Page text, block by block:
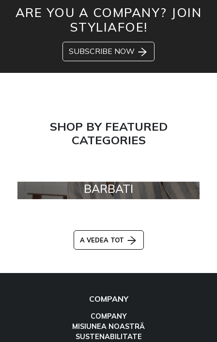
ARE YOU A COMPANY? JOIN
STYLIAFOE!
SUBSCRIBE NOW
SHOP BY FEATURED
CATEGORIES
BARBATI
A VEDEA TOT
COMPANY
COMPANY
MISIUNEA NOASTRĂ
SUSTENABILITATE